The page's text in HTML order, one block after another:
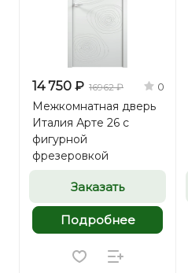
14 750 ₽ 16962 ₽ 0
Межкомнатная дверь
Италия Арте 26 с
фигурной
фрезеровкой
Заказать
Подробнее